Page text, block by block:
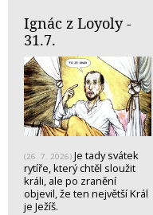
Ignác z Loyoly -
31.7.
(26. 7. 2026) Je tady svátek
rytíře, který chtěl sloužit
králi, ale po zranění
objevil, že ten největší Král
je Ježíš.